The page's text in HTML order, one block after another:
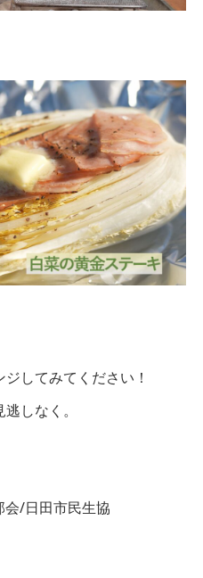
してみてください！
しなく。
/日田市民生協